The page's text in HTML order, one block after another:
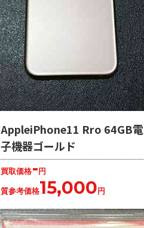
AppleiPhone11 Rro 64GB電
子機器ゴールド
買取価格-円
質参考価格15,000円